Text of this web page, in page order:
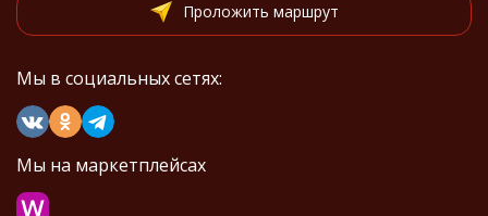
Проложить маршрут
Мы в социальных сетях:
Мы на маркетплейсах